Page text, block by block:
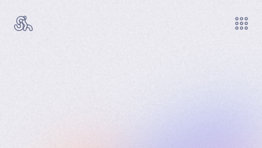
accueil